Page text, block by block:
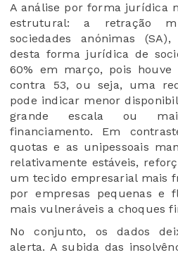
A análise por forma jurídica
estrutural: a retração
sociedades anónimas
desta forma jurídica de
60% em março, pois houve
contra 53, ou seja, uma
pode indicar menor
grande escala ou
financiamento. Em
quotas e as unipessoais
relativamente estáveis,
um tecido empresarial mais
por empresas pequenas e
mais vulneráveis a choques
No conjunto, os dados
alerta. A subida das